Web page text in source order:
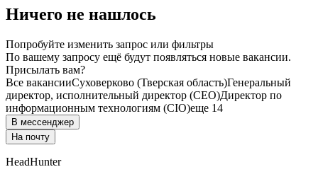
Ничего не нашлось
Попробуйте изменить запрос или фильтры
По вашему запросу ещё будут появляться новые вакансии.
Присылать вам?
Все вакансииСуховерково (Тверская область)Генеральный
директор, исполнительный директор (CEO)Директор по
информационным технологиям (CIO)еще 14
В мессенджер
На почту
HeadHunter